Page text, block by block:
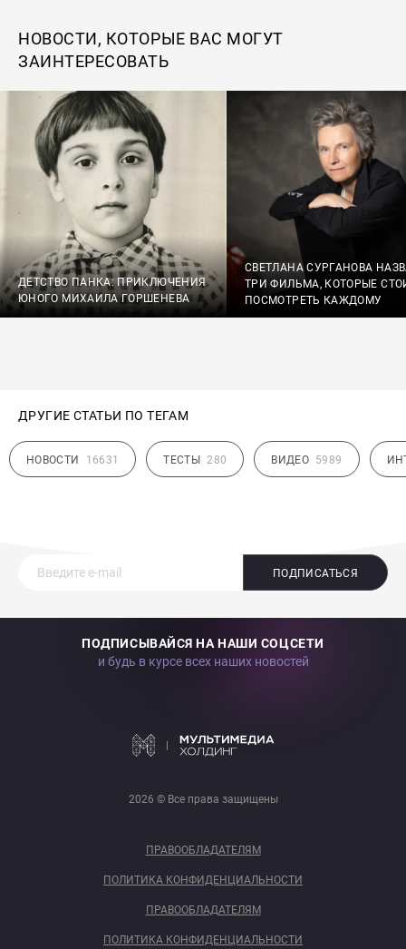
НОВОСТИ, КОТОРЫЕ ВАС МОГУТ
ЗАИНТЕРЕСОВАТЬ
ДЕТСТВО ПАНКА: ПРИКЛЮЧЕНИЯ
ЮНОГО МИХАИЛА ГОРШЕНЕВА
СВЕТЛАНА СУРГАНОВА
ТРИ ФИЛЬМА, КОТОРЫЕ
ПОСМОТРЕТЬ КАЖДОМУ
ДРУГИЕ СТАТЬИ ПО ТЕГАМ
НОВОСТИ 16631 ТЕСТЫ 280 ВИДЕО 5989
ПОДПИСАТЬСЯ
ПОДПИСЫВАЙСЯ НА НАШИ СОЦСЕТИ
и будь в курсе всех наших новостей
2026 © Все права защищены
ПРАВООБЛАДАТЕЛЯМ
ПОЛИТИКА КОНФИДЕНЦИАЛЬНОСТИ
ПРАВООБЛАДАТЕЛЯМ
ПОЛИТИКА КОНФИДЕНЦИАЛЬНОСТИ